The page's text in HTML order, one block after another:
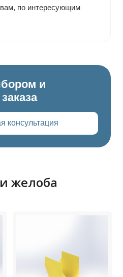
по интересующим
и
консультация
желоба